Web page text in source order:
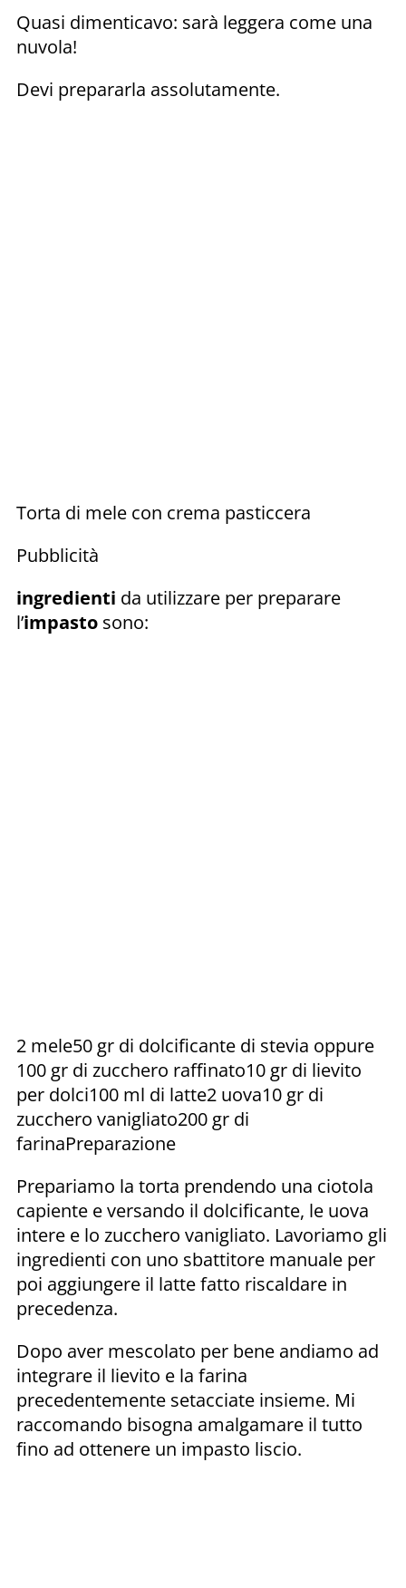
Quasi dimenticavo: sarà leggera come una
nuvola!
Devi prepararla assolutamente.
Torta di mele con crema pasticcera
Pubblicità
ingredienti da utilizzare per preparare
l’impasto sono:
2 mele50 gr di dolcificante di stevia oppure
100 gr di zucchero raffinato10 gr di lievito
per dolci100 ml di latte2 uova10 gr di
zucchero vanigliato200 gr di
farinaPreparazione
Prepariamo la torta prendendo una ciotola
capiente e versando il dolcificante, le uova
intere e lo zucchero vanigliato. Lavoriamo gli
ingredienti con uno sbattitore manuale per
poi aggiungere il latte fatto riscaldare in
precedenza.
Dopo aver mescolato per bene andiamo ad
integrare il lievito e la farina
precedentemente setacciate insieme. Mi
raccomando bisogna amalgamare il tutto
fino ad ottenere un impasto liscio.